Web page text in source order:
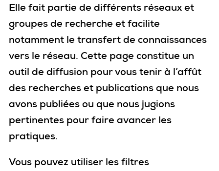
Elle fait partie de différents réseaux et
groupes de recherche et facilite
notamment le transfert de connaissances
vers le réseau. Cette page constitue un
outil de diffusion pour vous tenir à l’affût
des recherches et publications que nous
avons publiées ou que nous jugions
pertinentes pour faire avancer les
pratiques.
Vous pouvez utiliser les filtres